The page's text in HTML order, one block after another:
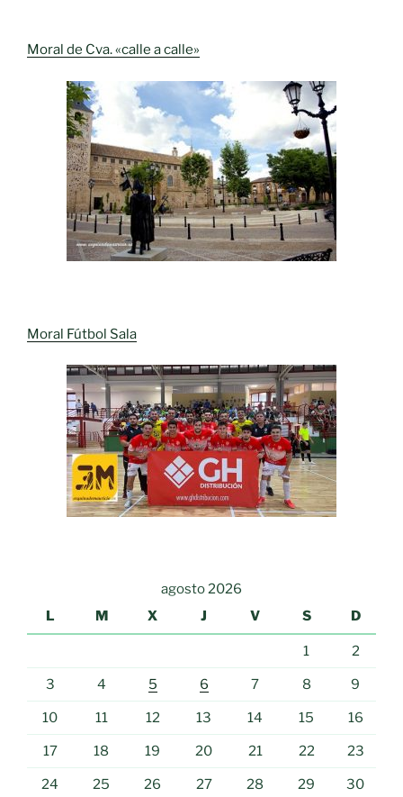
Moral de Cva. «calle a calle»
Moral Fútbol Sala
agosto 2026
L
M X J V S D
1 2
3 4 5 6 7 8 9
10 11 12 13 14 15 16
17 18 19 20 21 22 23
24 25 26 27 28 29 30